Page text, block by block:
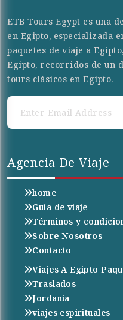
ETB Tours Egypt es una
en Egipto, especializada
paquetes de viaje a
Egipto, recorridos de un
tours clásicos en Egipto.
Agencia De Viaje
home
Guía de viaje
Términos y
Sobre Nosotros
Contacto
Viajes A Egipto
Traslados
Jordania
viajes espirituales